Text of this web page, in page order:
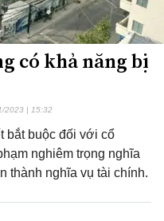
có khả năng bị
2023 | 15:32
bắt buộc đối với cổ
nghiêm trọng nghĩa
thành nghĩa vụ tài chính.